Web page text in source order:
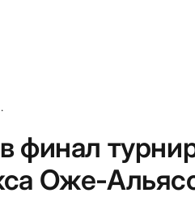
финал
Оже-